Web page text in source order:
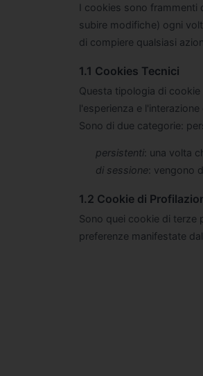
I cookies sono frammenti
subire modifiche) ogni
di compiere qualsiasi
1.1 Cookies Tecnici
Questa tipologia di
l'esperienza e l'interazione
Sono di due categorie:
persistenti: una volta
di sessione: vengono
1.2 Cookie di
Sono quei cookie di terze
preferenze manifestate